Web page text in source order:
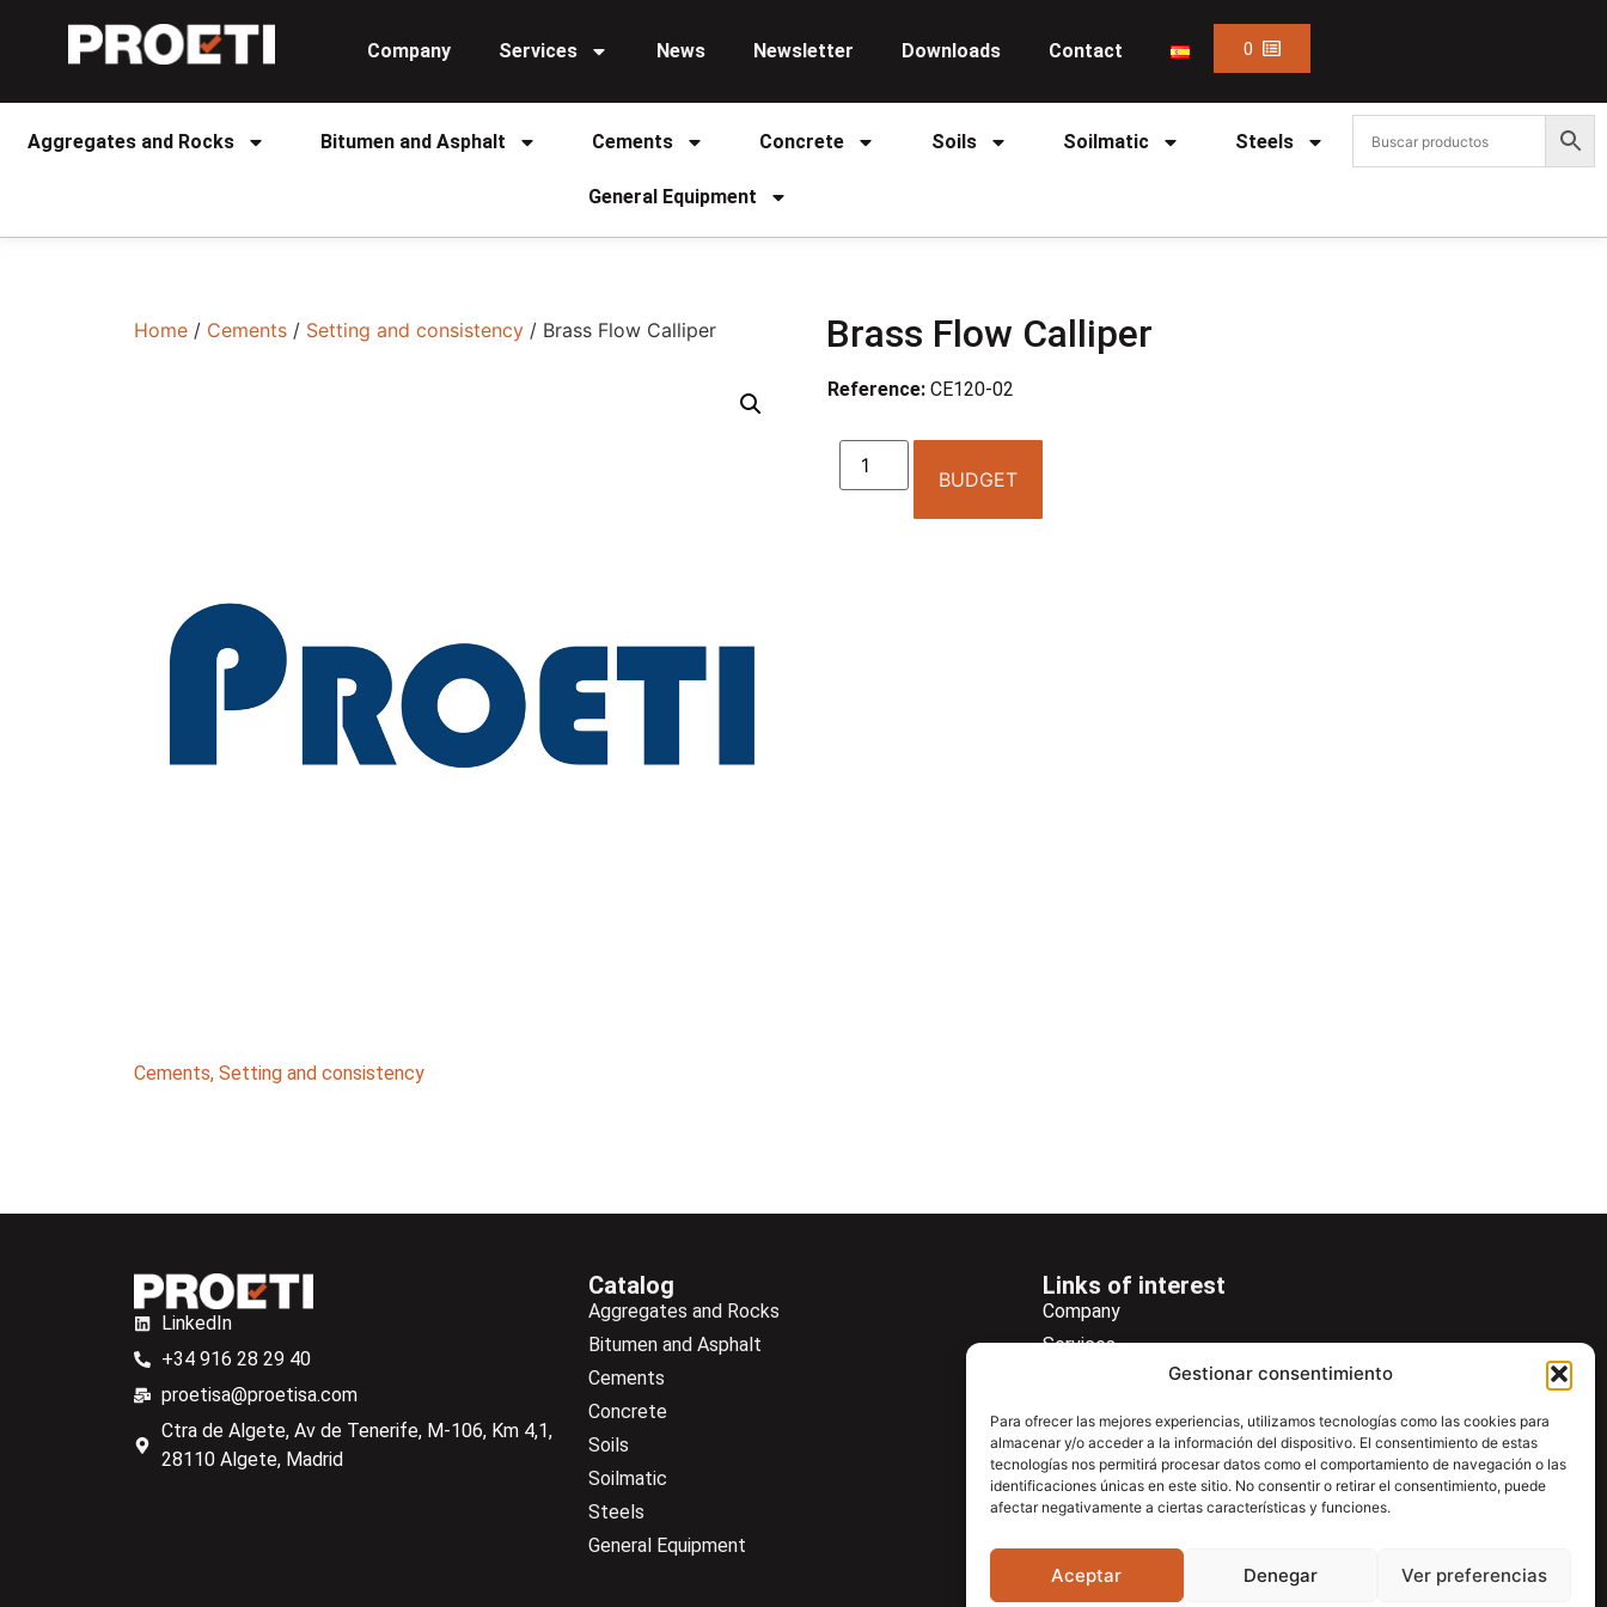
Gestionar consentimiento
Para ofrecer las mejores experiencias, utilizamos tecnologías como las cookies para
almacenar y/o acceder a la información del dispositivo. El consentimiento de estas
tecnologías nos permitirá procesar datos como el comportamiento de navegación o las
identificaciones únicas en este sitio. No consentir o retirar el consentimiento, puede
afectar negativamente a ciertas características y funciones.
Aceptar Denegar Ver preferencias
Company Services News Newsletter Downloads Contact 0
Aggregates and Rocks Bitumen and Asphalt Cements Concrete Soils Soilmatic Steels
General Equipment
Home / Cements / Setting and consistency / Brass Flow Calliper
Cements, Setting and consistency
Brass Flow Calliper
Reference: CE120-02
BUDGET
LinkedIn
+34 916 28 29 40
proetisa@proetisa.com
Ctra de Algete, Av de Tenerife, M-106, Km 4,1,
28110 Algete, Madrid
Catalog
Aggregates and Rocks
Bitumen and Asphalt
Cements
Concrete
Soils
Soilmatic
Steels
General Equipment
Links of interest
Company
Services
Newsletter
Download
Contac